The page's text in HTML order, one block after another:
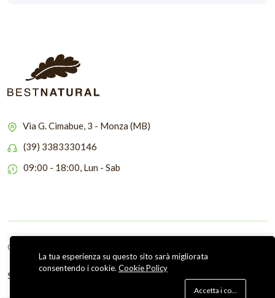
Via G. Cimabue, 3 - Monza (MB)
(39) 3383330146
09:00 - 18:00, Lun - Sab
Copyright © 2026 Bestnatural
Seguici su
La tua esperienza su questo sito sarà migliorata
consentendo i cookie. Cookie Policy
Accetta i cookie